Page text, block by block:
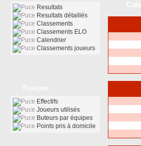
Resultats
Resultats détaillés
Classements
Classements ELO
Calendrier
Classements joueurs
Effectifs
Joueurs utilisés
Buteurs par équipes
Points pris à domicile